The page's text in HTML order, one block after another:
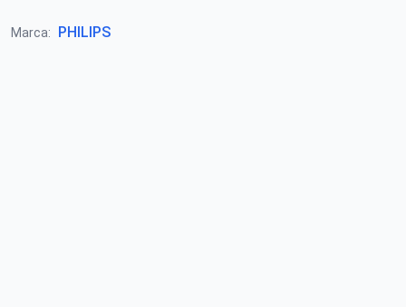
Marca: PHILIPS